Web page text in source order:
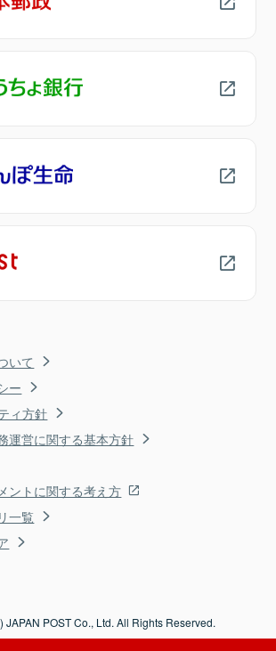
いて
ー
ィ方針
運営に関する基本方針
ントに関する考え方
一覧
JAPAN POST Co., Ltd. All Rights Reserved.